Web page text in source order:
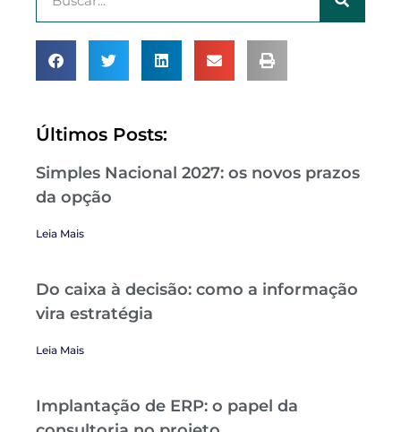
Últimos Posts:
Simples Nacional 2027: os novos prazos
da opção
Leia Mais
Do caixa à decisão: como a informação
vira estratégia
Leia Mais
Implantação de ERP: o papel da